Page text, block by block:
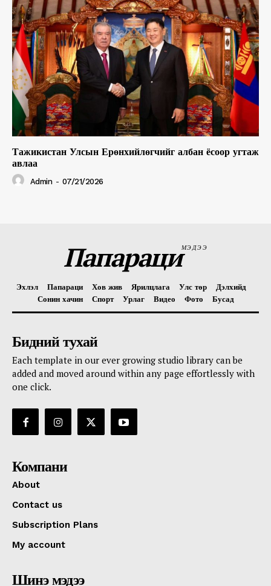
Тажикистан Улсын Ерөнхийлөгчийг албан ёсоор угтаж
авлаа
Admin - 07/21/2026
ПапарациМЭДЭЭ
Эхлэл Папараци Хов жив Ярилцлага Улс төр
Дэлхийд
Сонин хачин
Спорт Урлаг Видео Фото Бусад
Бидний тухай
Each template in our ever growing studio library can be
added and moved around within any page effortlessly with
one click.
Компани
About
Contact us
Subscription Plans
My account
Шинэ мэдээ